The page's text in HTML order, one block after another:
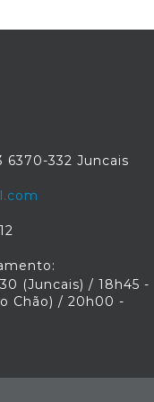
6370-332 Juncais
(Juncais) / 18h45 -
Chão) / 20h00 -